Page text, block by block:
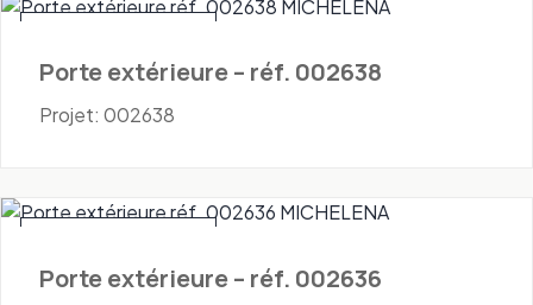
Porte extérieure – réf. 002638
Projet: 002638
Porte extérieure – réf. 002636